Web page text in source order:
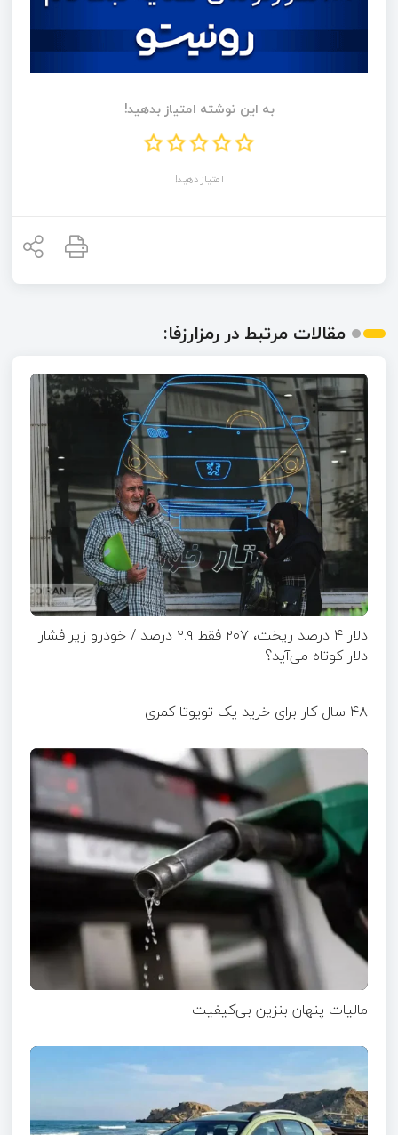
به این نوشته امتیاز بدهید!
امتیاز دهید!
مقالات مرتبط در رمزارزفا:
دلار ۴ درصد ریخت، ۲۰۷ فقط ۲.۹ درصد / خودرو زیر فشار
دلار کوتاه می‌آید؟
۴۸ سال کار برای خرید یک تویوتا کمری
مالیات پنهان بنزین بی‌کیفیت